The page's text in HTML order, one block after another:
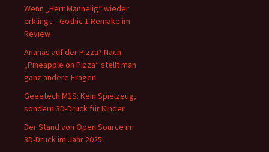
Wenn „Herr Mannelig“ wieder
erklingt – Gothic 1 Remake im
Review
Ananas auf der Pizza? Nach
„Pineapple on Pizza“ stellt man
ganz andere Fragen
Geeetech M1S: Kein Spielzeug,
sondern 3D-Druck für Kinder
Der Stand von Open Source im
3D-Druck im Jahr 2025